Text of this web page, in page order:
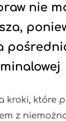
nie
kroki, które
z